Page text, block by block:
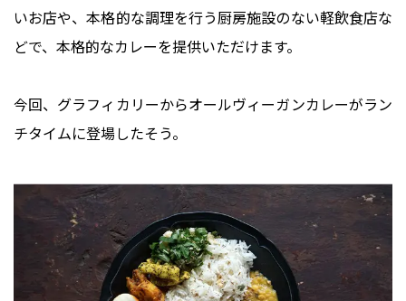
いお店や、本格的な調理を行う厨房施設のない軽飲食店な
どで、本格的なカレーを提供いただけます。
今回、グラフィカリーからオールヴィーガンカレーがラン
チタイムに登場したそう。